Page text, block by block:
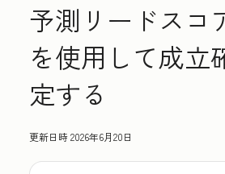
予測リードスコ
を使用して成立
定する
更新日時2026年6月20日